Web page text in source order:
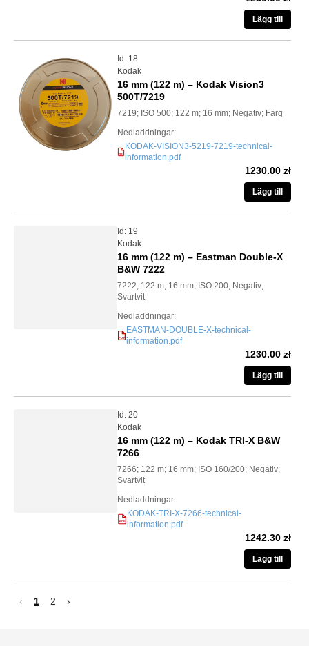
Lägg till
Id: 18
Kodak
16 mm (122 m) – Kodak Vision3
500T/7219
7219; ISO 500; 122 m; 16 mm; Negativ; Färg
Nedladdningar:
PDF
KODAK-VISION3-5219-7219-technical-
information.pdf
1230.00 zł
Lägg till
Id: 19
Kodak
16 mm (122 m) – Eastman Double-X
B&W 7222
7222; 122 m; 16 mm; ISO 200; Negativ;
Svartvit
Nedladdningar:
PDF
EASTMAN-DOUBLE-X-technical-
information.pdf
1230.00 zł
Lägg till
Id: 20
Kodak
16 mm (122 m) – Kodak TRI-X B&W
7266
7266; 122 m; 16 mm; ISO 160/200; Negativ;
Svartvit
Nedladdningar:
PDF
KODAK-TRI-X-7266-technical-
information.pdf
1242.30 zł
Lägg till
‹ 1 2 ›